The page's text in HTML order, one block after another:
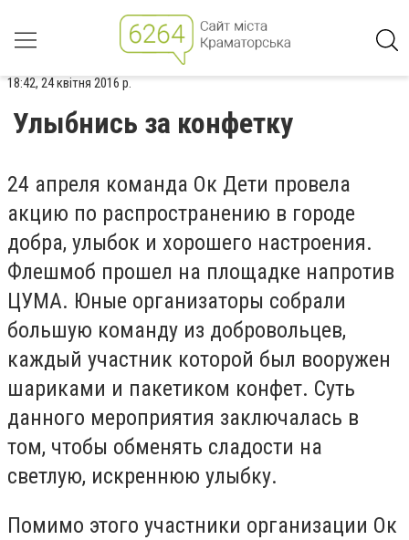
18:42, 24 квітня 2016 р.
Улыбнись за конфетку
24 апреля команда Ок Дети провела
акцию по распространению в городе
добра, улыбок и хорошего настроения.
Флешмоб прошел на площадке напротив
ЦУМА. Юные организаторы собрали
большую команду из добровольцев,
каждый участник которой был вооружен
шариками и пакетиком конфет. Суть
данного мероприятия заключалась в
том, чтобы обменять сладости на
светлую, искреннюю улыбку.
Помимо этого участники организации Ок